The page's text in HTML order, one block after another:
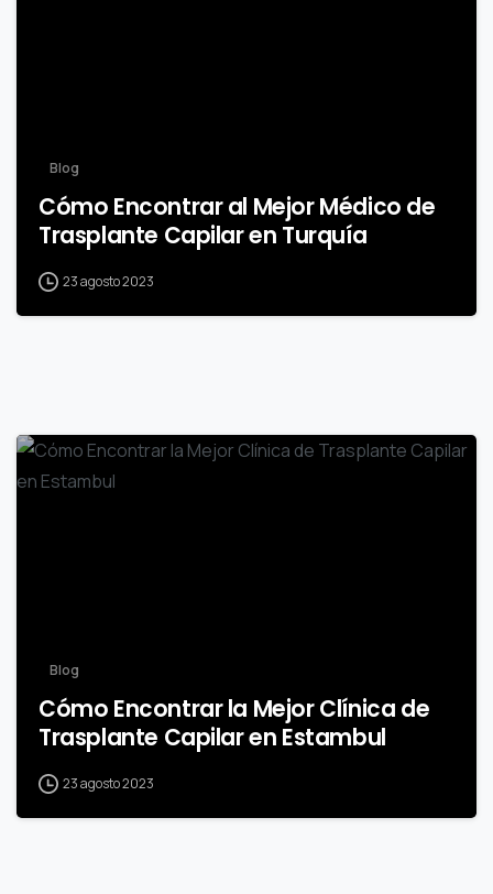
Blog
Cómo Encontrar al Mejor Médico de
Trasplante Capilar en Turquía
23 agosto 2023
Blog
Cómo Encontrar la Mejor Clínica de
Trasplante Capilar en Estambul
23 agosto 2023